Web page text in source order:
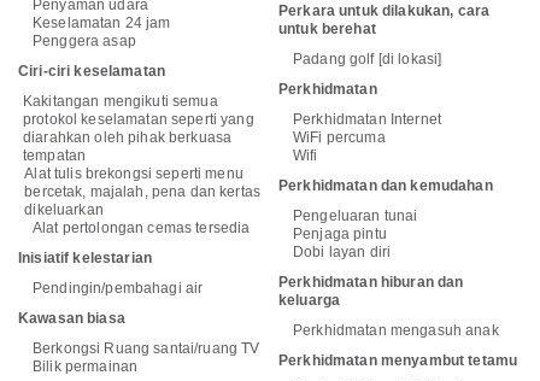
Penyaman udara
Keselamatan 24 jam
Penggera asap
Ciri-ciri keselamatan
Kakitangan mengikuti semua
protokol keselamatan seperti yang
diarahkan oleh pihak berkuasa
tempatan
Alat tulis brekongsi seperti menu
bercetak, majalah, pena dan kertas
dikeluarkan
Alat pertolongan cemas tersedia
Inisiatif kelestarian
Pendingin/pembahagi air
Kawasan biasa
Berkongsi Ruang santai/ruang TV
Bilik permainan
Perkara untuk dilakukan, cara
untuk berehat
Padang golf [di lokasi]
Perkhidmatan
Perkhidmatan Internet
WiFi percuma
Wifi
Perkhidmatan dan kemudahan
Pengeluaran tunai
Penjaga pintu
Dobi layan diri
Perkhidmatan hiburan dan
keluarga
Perkhidmatan mengasuh anak
Perkhidmatan menyambut tetamu